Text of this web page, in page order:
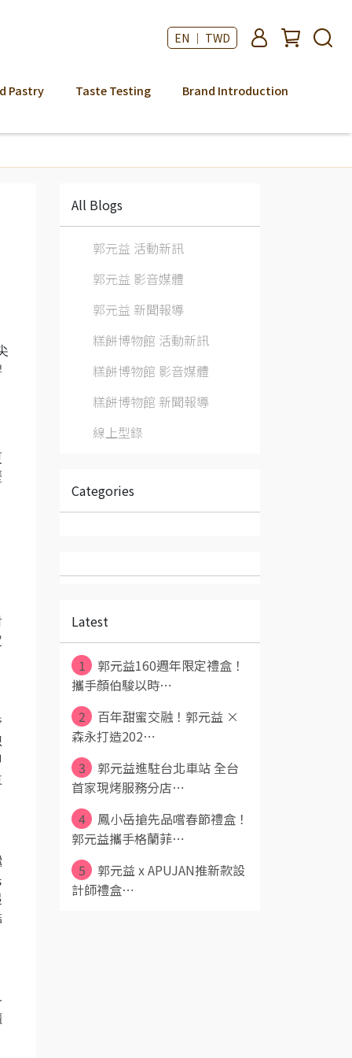
EN ｜ TWD
Pastry Taste Testing
Brand Introduction
All Blogs
郭元益 活動新訊
郭元益 影音媒體
郭元益 新聞報導
糕餅博物館 活動新訊
糕餅博物館 影音媒體
糕餅博物館 新聞報導
線上型錄
Categories
Latest
1
郭元益160週年限定禮盒！
攜手顏伯駿以時⋯
2
百年甜蜜交融！郭元益 ×
森永打造202⋯
3
郭元益進駐台北車站 全台
首家現烤服務分店⋯
4
鳳小岳搶先品嚐春節禮盒！
郭元益攜手格蘭菲⋯
5
郭元益 x APUJAN推新款設
計師禮盒⋯